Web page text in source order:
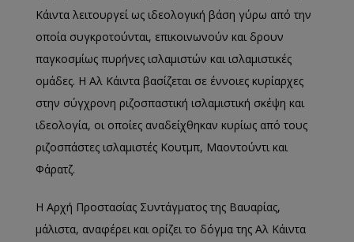
Κάιντα λειτουργεί ως ιδεολογική βάση γύρω από την
οποία συγκροτούνται, επικοινωνούν και δρουν
παγκοσμίως πυρήνες ισλαμιστών και ισλαμιστικές
ομάδες. Η Αλ Κάιντα βασίζεται σε έννοιες κυρίαρχες
στην σύγχρονη ριζοσπαστική ισλαμιστική σκέψη και
ιδεολογία, οι οποίες αναδείχθηκαν κυρίως από τους
ριζοσπάστες ισλαμιστές Κουτμπ, Μαοντούντι και
Φάρατζ.
Η Αρχή Προστασίας Συντάγματος της Βαυαρίας,
μάλιστα, αναφέρει και ορίζει το δόγμα της Αλ Κάιντα